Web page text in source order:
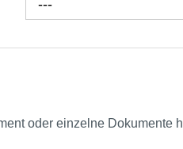
---
oder einzelne Dokumente